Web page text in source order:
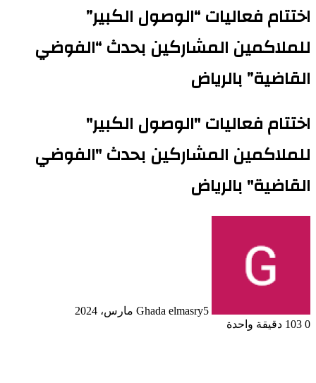
اختتام فعاليات “الوصول الكبير”
للملاكمين المشاركين بحدث “الفوضي
القاضية” بالرياض
اختتام فعاليات "الوصول الكبير"
للملاكمين المشاركين بحدث "الفوضي
القاضية" بالرياض
Ghada elmasry5 مارس، 2024
0
دقيقة واحدة